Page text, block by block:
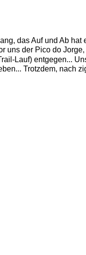
das Auf und Ab
uns der Pico do
Lauf) entgegen...
Trotzdem, nach